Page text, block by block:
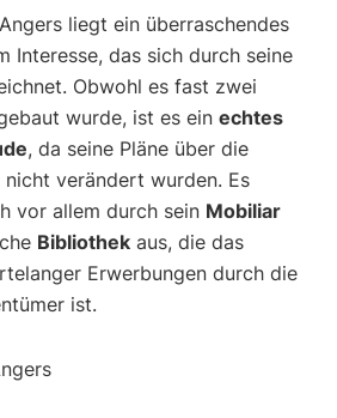
liegt ein überraschendes
Interesse, das sich durch seine
Obwohl es fast zwei
wurde, ist es ein echtes
, da seine Pläne über die
verändert wurden. Es
vor allem durch sein Mobiliar
Bibliothek aus, die das
Erwerbungen durch die
ist.